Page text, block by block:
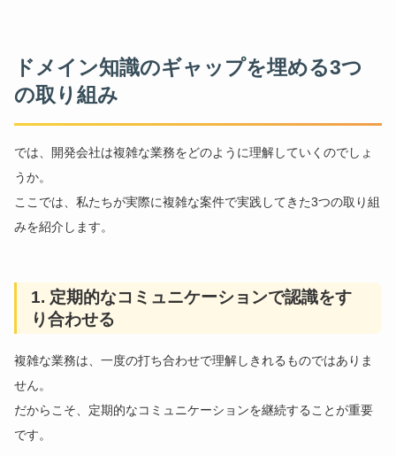
ドメイン知識のギャップを埋める3つ
の取り組み
では、開発会社は複雑な業務をどのように理解していくのでしょ
うか。
ここでは、私たちが実際に複雑な案件で実践してきた3つの取り組
みを紹介します。
1. 定期的なコミュニケーションで認識をす
り合わせる
複雑な業務は、一度の打ち合わせで理解しきれるものではありま
せん。
だからこそ、定期的なコミュニケーションを継続することが重要
です。